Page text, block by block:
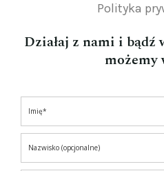
Polityka
Działaj z nami i bądź
możemy